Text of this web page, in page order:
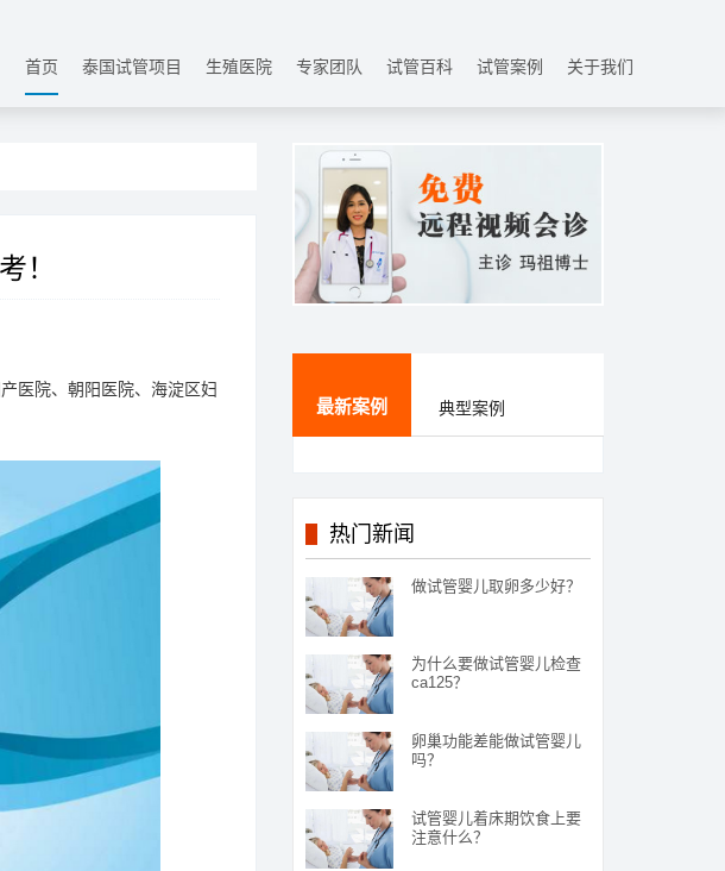
首页 泰国试管项目 生殖医院 专家团队 试管百科 试管案例 关于我们
！
医院、朝阳医院、海淀区妇
最新案例 典型案例
热门新闻
做试管婴儿取卵多少好？
为什么要做试管婴儿检查
ca125？
卵巢功能差能做试管婴儿
吗？
试管婴儿着床期饮食上要
注意什么？